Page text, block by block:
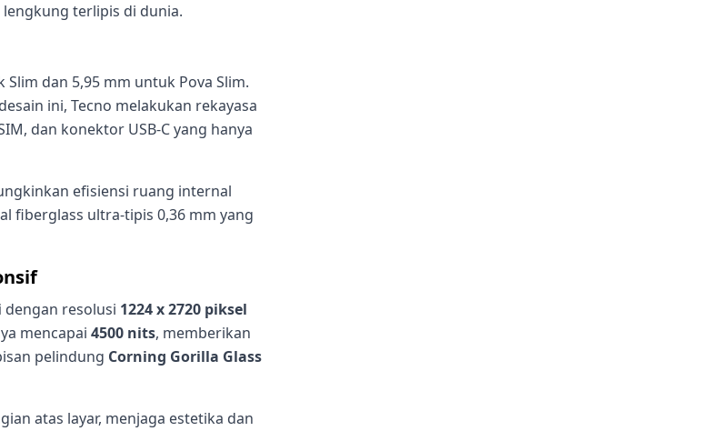
terlipis di dunia.
dan 5,95 mm untuk Pova Slim.
ini, Tecno melakukan rekayasa
dan konektor USB-C yang hanya
efisiensi ruang internal
fiberglass ultra-tipis 0,36 mm yang
dengan resolusi 1224 x 2720 piksel
mencapai 4500 nits, memberikan
pelindung Corning Gorilla Glass
atas layar, menjaga estetika dan